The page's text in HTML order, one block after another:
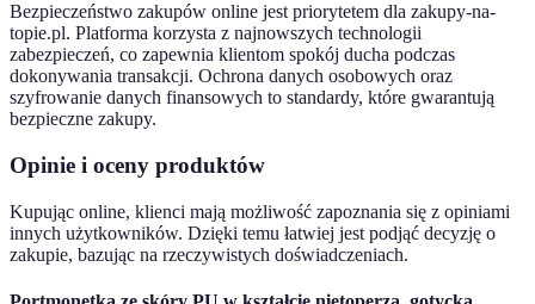
Bezpieczeństwo zakupów online jest priorytetem dla zakupy-na-
topie.pl. Platforma korzysta z najnowszych technologii
zabezpieczeń, co zapewnia klientom spokój ducha podczas
dokonywania transakcji. Ochrona danych osobowych oraz
szyfrowanie danych finansowych to standardy, które gwarantują
bezpieczne zakupy.
Opinie i oceny produktów
Kupując online, klienci mają możliwość zapoznania się z opiniami
innych użytkowników. Dzięki temu łatwiej jest podjąć decyzję o
zakupie, bazując na rzeczywistych doświadczeniach.